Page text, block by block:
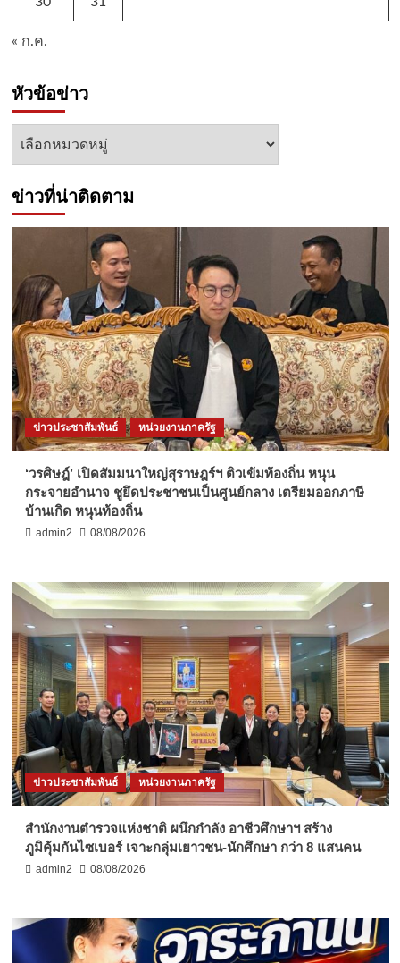
« ก.ค.
หัวข้อข่าว
หัวข้อ
ข่าวที่น่าติดตาม
ข่าวประชาสัมพันธ์ หน่วยงานภาครัฐ
‘วรศิษฎ์’ เปิดสัมมนาใหญ่สุราษฎร์ฯ ติวเข้มท้องถิ่น หนุน
กระจายอำนาจ ชูยึดประชาชนเป็นศูนย์กลาง เตรียมออกภาษี
บ้านเกิด หนุนท้องถิ่น
admin2 08/08/2026
ข่าวประชาสัมพันธ์ หน่วยงานภาครัฐ
สำนักงานตำรวจแห่งชาติ ผนึกกำลัง อาชีวศึกษาฯ สร้าง
ภูมิคุ้มกันไซเบอร์ เจาะกลุ่มเยาวชน-นักศึกษา กว่า 8 แสนคน
admin2 08/08/2026